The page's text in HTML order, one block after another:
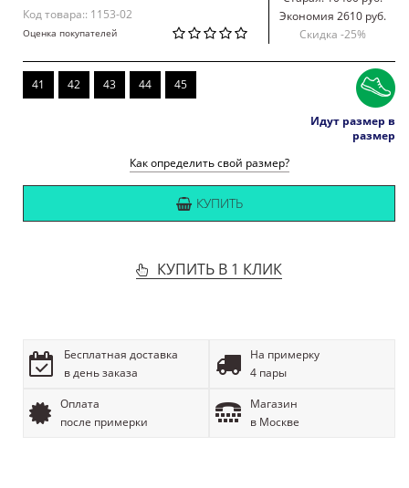
Код товара:: 1153-02
Оценка покупателей
Экономия 2610 руб.
Скидка -25%
41 42 43 44 45
Идут размер в
размер
Как определить свой размер?
КУПИТЬ
КУПИТЬ В 1 КЛИК
Бесплатная доставка
в день заказа
На примерку
4 пары
Оплата
после примерки
Магазин
в Москве